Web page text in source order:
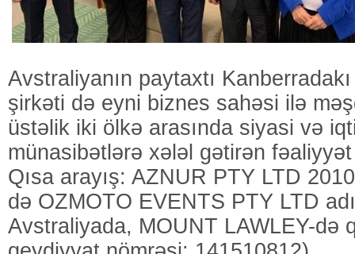
Avstraliyanın paytaxtı
şirkəti də eyni biznes sahəsi ilə
üstəlik iki ölkə arasında siyasi və
münasibətlərə xələl gətirən
Qısa arayış: AZNUR PTY LTD
də OZMOTO EVENTS PTY LTD
Avstraliyada, MOUNT LAWLEY-də